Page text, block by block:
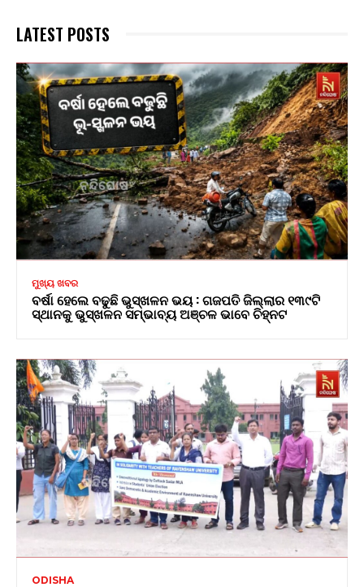
LATEST POSTS
ମୁଖ୍ୟ ଖବର
ବର୍ଷା ହେଲେ ବଢୁଛି ଭୁସ୍ଖଳନ ଭୟ : ଗଜପତି ଜିଲ୍ଲାର ୧୩୯ଟି
ସ୍ଥାନକୁ ଭୁସ୍ଖଳନ ସମ୍ଭାବ୍ୟ ଅଞ୍ଚଳ ଭାବେ ଚିହ୍ନଟ
ODISHA